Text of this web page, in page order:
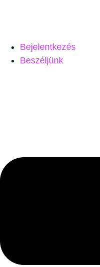
Bejelentkezés
Beszéljünk